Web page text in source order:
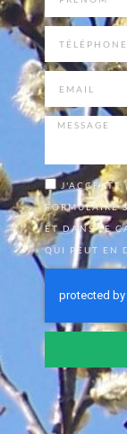
J'ACCEPTE
FORMULAIRE
ET DANS LE
QUI PEUT EN